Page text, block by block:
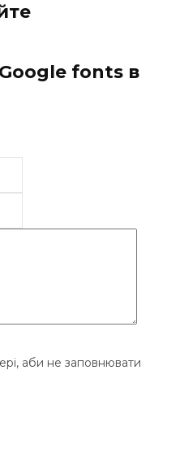
fonts в
аби не заповнювати